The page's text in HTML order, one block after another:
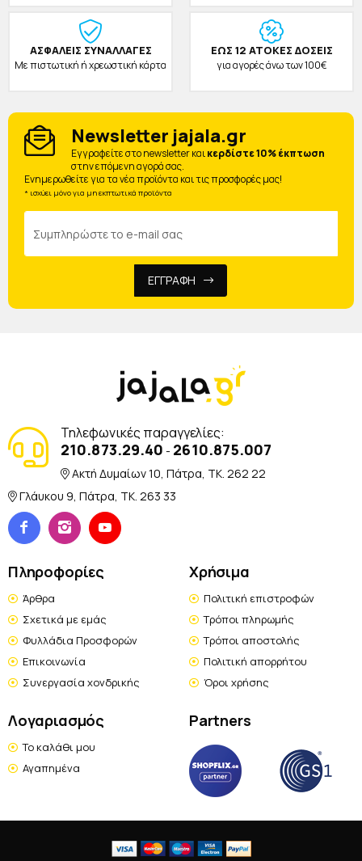
ΑΣΦΑΛΕΙΣ ΣΥΝΑΛΛΑΓΕΣ
Με πιστωτική ή χρεωστική κάρτα
ΕΩΣ 12 ΑΤΟΚΕΣ ΔΟΣΕΙΣ
για αγορές άνω των 100€
Newsletter jajala.gr
Eγγραφείτε στο newsletter καικερδίστε 10% έκπτωση
στην επόμενη αγορά σας.
Ενημερωθείτε για τα νέα προϊόντα και τις προσφορές μας!
* ισχύει μόνο για μη εκπτωτικά προϊόντα
ΕΓΓΡΑΦΗ
Τηλεφωνικές παραγγελίες:
210.873.29.40 - 2610.875.007
Ακτή Δυμαίων 10, Πάτρα, TK. 262 22
Γλάυκου 9, Πάτρα, TK. 263 33
Πληροφορίες
Άρθρα
Σχετικά με εμάς
Φυλλάδια Προσφορών
Επικοινωνία
Συνεργασία χονδρικής
Χρήσιμα
Πολιτική επιστροφών
Τρόποι πληρωμής
Τρόποι αποστολής
Πολιτική απορρήτου
Όροι χρήσης
Λογαριασμός
Το καλάθι μου
Αγαπημένα
Partners